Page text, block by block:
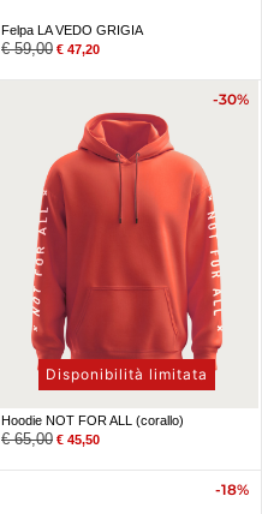
Felpa LA VEDO GRIGIA
€59,00 € 47,20
-30%
Disponibilità limitata
Hoodie NOT FOR ALL (corallo)
€65,00 € 45,50
-18%